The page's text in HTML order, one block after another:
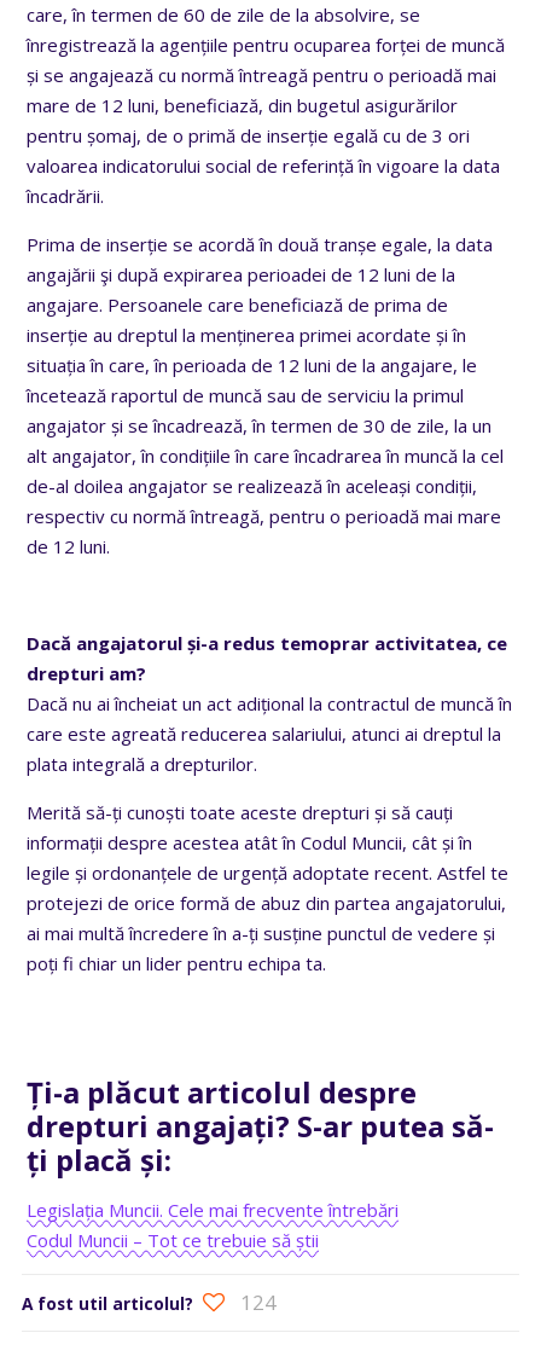
care, în termen de 60 de zile de la absolvire, se
înregistrează la agențiile pentru ocuparea forței de muncă
și se angajează cu normă întreagă pentru o perioadă mai
mare de 12 luni, beneficiază, din bugetul asigurărilor
pentru șomaj, de o primă de inserție egală cu de 3 ori
valoarea indicatorului social de referință în vigoare la data
încadrării.
Prima de inserție se acordă în două tranșe egale, la data
angajării şi după expirarea perioadei de 12 luni de la
angajare. Persoanele care beneficiază de prima de
inserție au dreptul la menținerea primei acordate și în
situația în care, în perioada de 12 luni de la angajare, le
încetează raportul de muncă sau de serviciu la primul
angajator și se încadrează, în termen de 30 de zile, la un
alt angajator, în condițiile în care încadrarea în muncă la cel
de-al doilea angajator se realizează în aceleași condiții,
respectiv cu normă întreagă, pentru o perioadă mai mare
de 12 luni.
Dacă angajatorul și-a redus temoprar activitatea, ce
drepturi am?
Dacă nu ai încheiat un act adițional la contractul de muncă în
care este agreată reducerea salariului, atunci ai dreptul la
plata integrală a drepturilor.
Merită să-ți cunoști toate aceste drepturi și să cauți
informații despre acestea atât în Codul Muncii, cât și în
legile și ordonanțele de urgență adoptate recent. Astfel te
protejezi de orice formă de abuz din partea angajatorului,
ai mai multă încredere în a-ți susține punctul de vedere și
poți fi chiar un lider pentru echipa ta.
Ți-a plăcut articolul despre
drepturi angajați? S-ar putea să-
ți placă și:
Legislația Muncii. Cele mai frecvente întrebări
Codul Muncii – Tot ce trebuie să știi
A fost util articolul? 124